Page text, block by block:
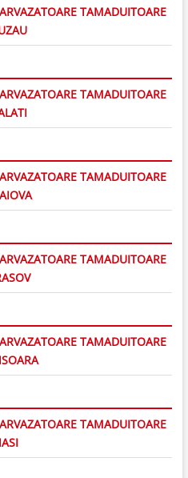
TAMADUITOARE
TAMADUITOARE
TAMADUITOARE
TAMADUITOARE
TAMADUITOARE
TAMADUITOARE
IASI